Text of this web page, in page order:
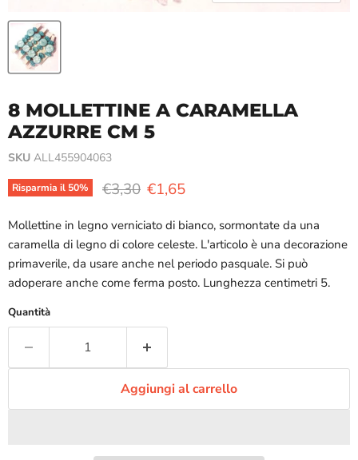
8 MOLLETTINE A CARAMELLA
AZZURRE CM 5
SKU ALL455904063
Risparmia il 50% Prezzo originale
€3,30 Prezzo attuale
€1,65
Mollettine in legno verniciato di bianco, sormontate da una
caramella di legno di colore celeste. L'articolo è una decorazione
primaverile, da usare anche nel periodo pasquale. Si può
adoperare anche come ferma posto. Lunghezza centimetri 5.
Quantità
Aggiungi al carrello